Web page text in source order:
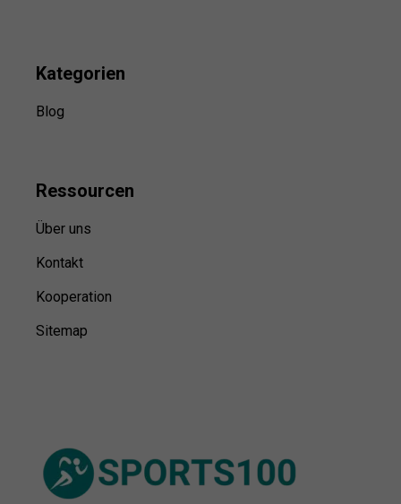
Kategorien
Blog
Ressourcen
Über uns
Kontakt
Kooperation
Sitemap